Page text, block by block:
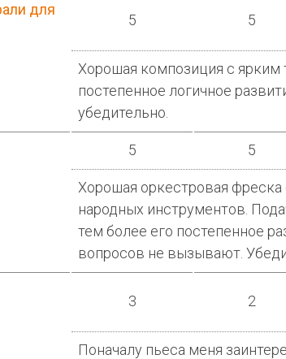
для
5 5
Хорошая композиция с
постепенное логичное
убедительно.
5 5
Хорошая оркестровая
народных инструментов.
тем более его постепенное
вопросов не вызывают.
3 2
Поначалу пьеса меня